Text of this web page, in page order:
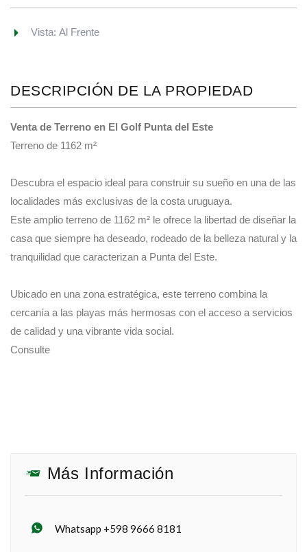
Vista: Al Frente
DESCRIPCIÓN DE LA PROPIEDAD
Venta de Terreno en El Golf Punta del Este
Terreno de 1162 m²
Descubra el espacio ideal para construir su sueño en una de las
localidades más exclusivas de la costa uruguaya.
Este amplio terreno de 1162 m² le ofrece la libertad de diseñar la
casa que siempre ha deseado, rodeado de la belleza natural y la
tranquilidad que caracterizan a Punta del Este.
Ubicado en una zona estratégica, este terreno combina la
cercanía a las playas más hermosas con el acceso a servicios
de calidad y una vibrante vida social.
Consulte
Más Información
Whatsapp +598 9666 8181